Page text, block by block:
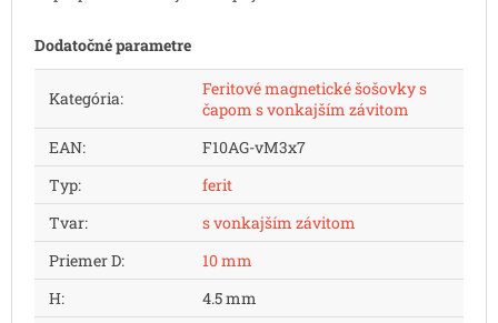
Dodatočné parametre
Kategória:
Feritové magnetické šošovky s
čapom s vonkajším závitom
EAN:
F10AG-vM3x7
Typ:
ferit
Tvar:
s vonkajším závitom
Priemer D:
10 mm
H:
4.5 mm